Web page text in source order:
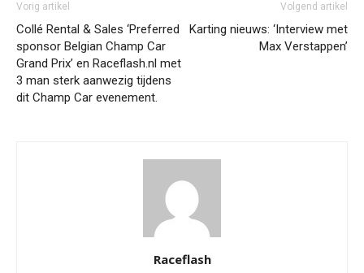
Vorig artikel
Collé Rental & Sales ‘Preferred
sponsor Belgian Champ Car
Grand Prix’ en Raceflash.nl met
3 man sterk aanwezig tijdens
dit Champ Car evenement.
Volgend artikel
Karting nieuws: ‘Interview met
Max Verstappen’
Raceflash